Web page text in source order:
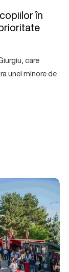
în
care
unei minore de